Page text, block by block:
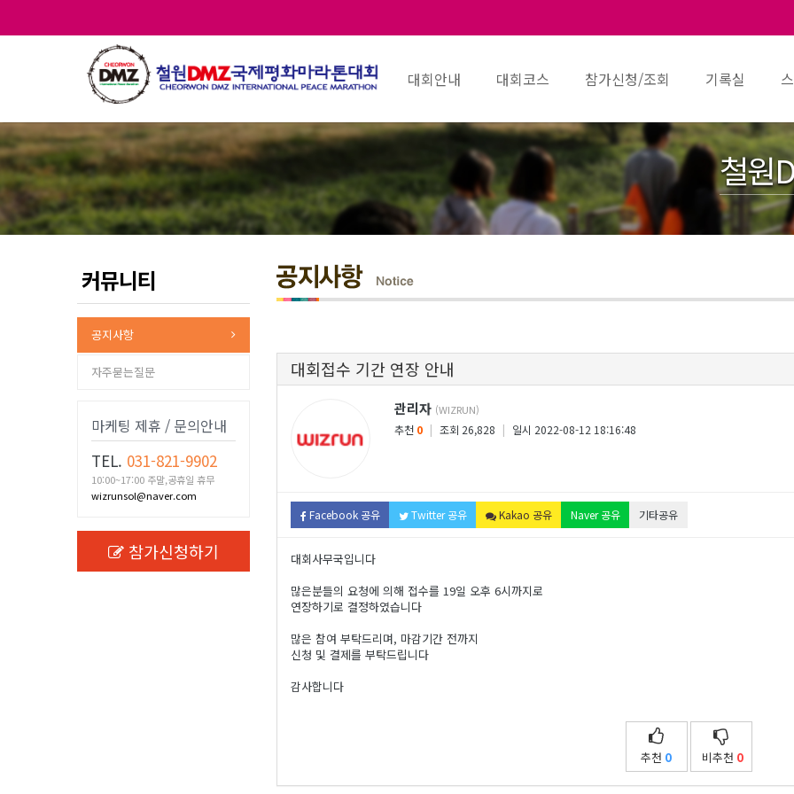
대회안내 대회코스 참가신청/조회 기록실
철원
커뮤니티
공지사항
자주묻는질문
마케팅 제휴 / 문의안내
TEL. 031-821-9902
10:00~17:00 주말,공휴일 휴무
wizrunsol@naver.com
참가신청하기
대회접수 기간 연장 안내
관리자 (WIZRUN)
추천 0 | 조회 26,828 | 일시 2022-08-12 18:16:48
Facebook 공유 Twitter 공유 Kakao 공유 Naver 공유 기타공유
대회사무국입니다
많은분들의 요청에 의해 접수를 19일 오후 6시까지로
연장하기로 결정하였습니다
많은 참여 부탁드리며, 마감기간 전까지
신청 및 결제를 부탁드립니다
감사합니다
추천 0 비추천 0